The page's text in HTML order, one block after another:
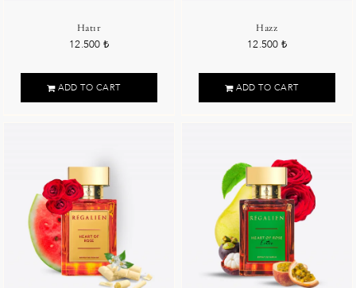
Hatır
12.500 ₺
ADD TO CART
Hazz
12.500 ₺
ADD TO CART